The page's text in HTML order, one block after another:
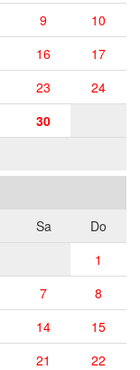
9
10
16
17
23
24
30
Sa
Do
1
7
8
14
15
21
22